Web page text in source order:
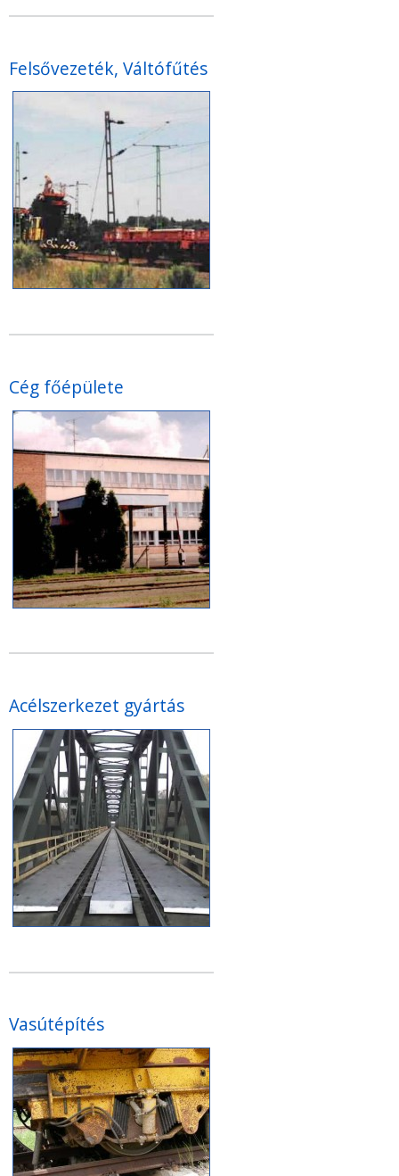
Felsővezeték, Váltófűtés
Cég főépülete
Acélszerkezet gyártás
Vasútépítés